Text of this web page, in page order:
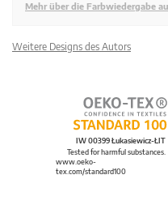
Mehr über die Farbwiedergabe
Weitere Designs des Autors
IW 00399 Łukasiewicz-ŁIT
Tested for harmful substances.
www.oeko-
tex.com/standard100